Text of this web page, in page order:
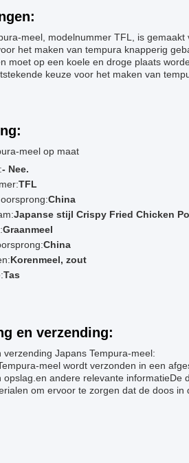
meel, modelnummer TFL, is
het maken van tempura knapperig
moet op een koele en droge plaats
keuze voor het maken van
meel op maat
- Nee.
TFL
China
Japanse stijl Crispy Fried Chicken
Graanmeel
China
Korenmeel, zout
Tas
en verzending:
verzending Japans Tempura-meel:
meel wordt verzonden in een
opslag.en andere relevante
om ervoor te zorgen dat de doos